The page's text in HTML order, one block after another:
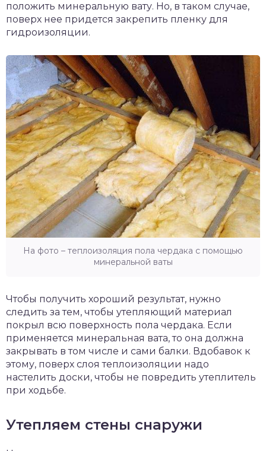
положить минеральную вату. Но, в таком случае,
поверх нее придется закрепить пленку для
гидроизоляции.
На фото – теплоизоляция пола чердака с помощью
минеральной ваты
Чтобы получить хороший результат, нужно
следить за тем, чтобы утепляющий материал
покрыл всю поверхность пола чердака. Если
применяется минеральная вата, то она должна
закрывать в том числе и сами балки. Вдобавок к
этому, поверх слоя теплоизоляции надо
настелить доски, чтобы не повредить утеплитель
при ходьбе.
Утепляем стены снаружи